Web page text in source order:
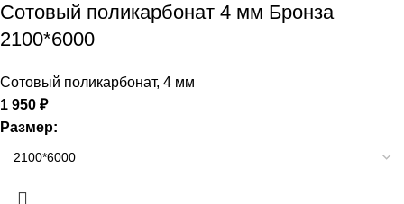
Сотовый поликарбонат 4 мм Бронза
2100*6000
Сотовый поликарбонат, 4 мм
1 950 ₽
Размер: